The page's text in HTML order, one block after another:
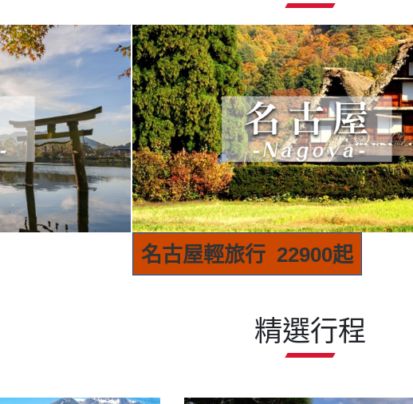
首爾輕旅行 15900起
精選行程